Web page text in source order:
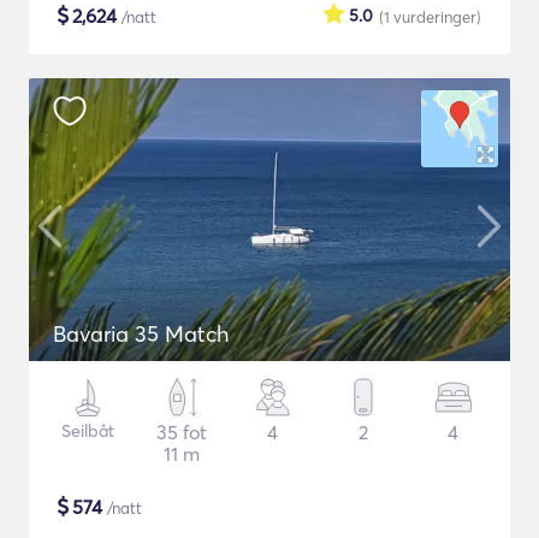
$2,624/natt (1 vurderinger)
5.0
Bavaria 35 Match
Seilbåt
35 fot
11 m
4 2 4
$574/natt